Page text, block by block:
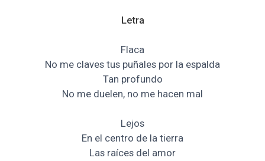
Letra
Flaca
No me claves tus puñales por la espalda
Tan profundo
No me duelen, no me hacen mal
Lejos
En el centro de la tierra
Las raíces del amor